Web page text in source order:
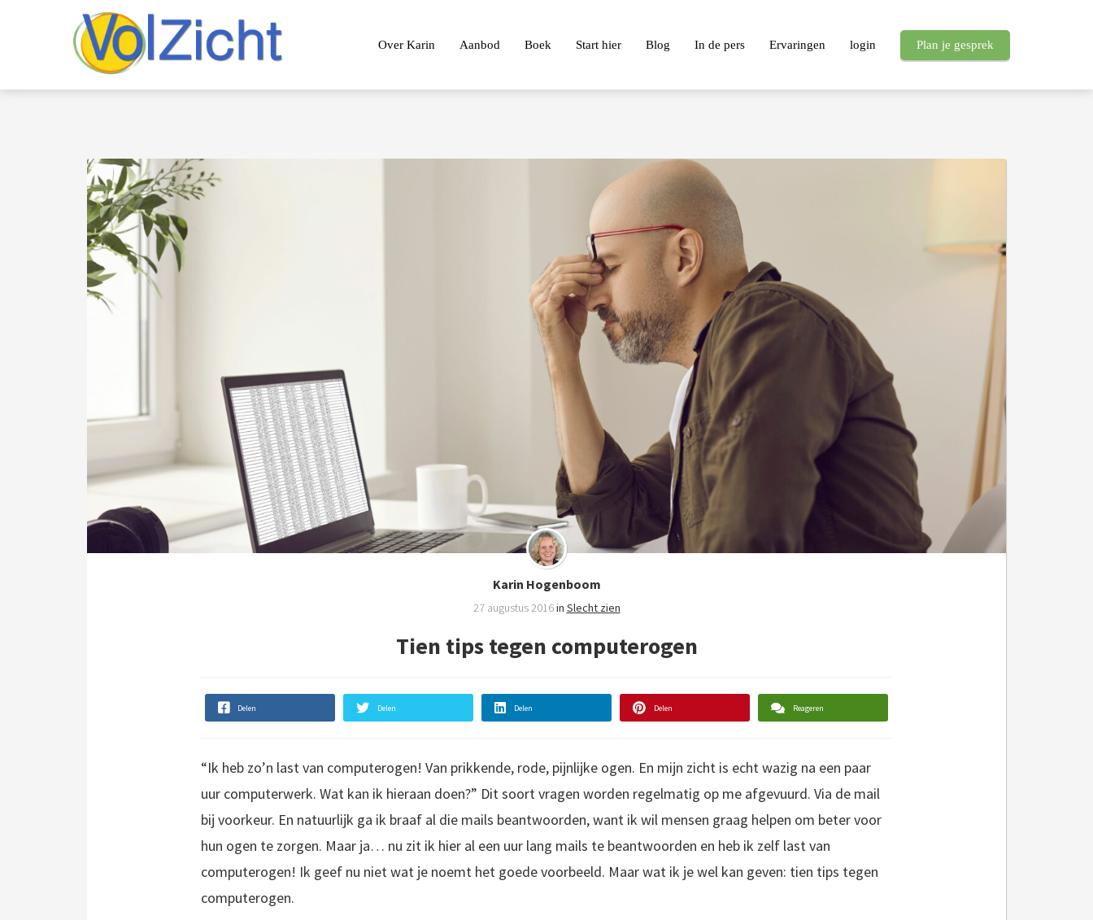
Over Karin Aanbod Boek Start hier Blog In de pers Ervaringen login Plan je gesprek
Karin Hogenboom
27 augustus 2016in Slecht zien
Tien tips tegen computerogen
Delen Delen Delen Delen Reageren
“Ik heb zo’n last van computerogen! Van prikkende, rode, pijnlijke ogen. En mijn zicht is echt wazig na een paar
uur computerwerk. Wat kan ik hieraan doen?” Dit soort vragen worden regelmatig op me afgevuurd. Via de mail
bij voorkeur. En natuurlijk ga ik braaf al die mails beantwoorden, want ik wil mensen graag helpen om beter voor
hun ogen te zorgen. Maar ja… nu zit ik hier al een uur lang mails te beantwoorden en heb ik zelf last van
computerogen! Ik geef nu niet wat je noemt het goede voorbeeld. Maar wat ik je wel kan geven: tien tips tegen
computerogen.